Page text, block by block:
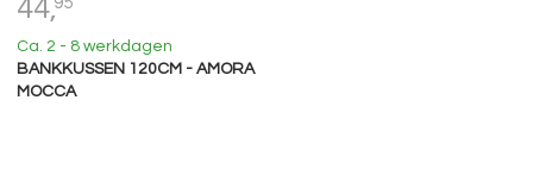
44,
Ca. 2 - 8 werkdagen
BANKKUSSEN 120CM - AMORA
MOCCA